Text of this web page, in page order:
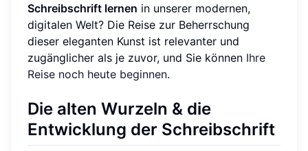
Schreibschrift lernen in unserer modernen,
digitalen Welt? Die Reise zur Beherrschung
dieser eleganten Kunst ist relevanter und
zugänglicher als je zuvor, und Sie können Ihre
Reise noch heute beginnen.
Die alten Wurzeln & die
Entwicklung der Schreibschrift